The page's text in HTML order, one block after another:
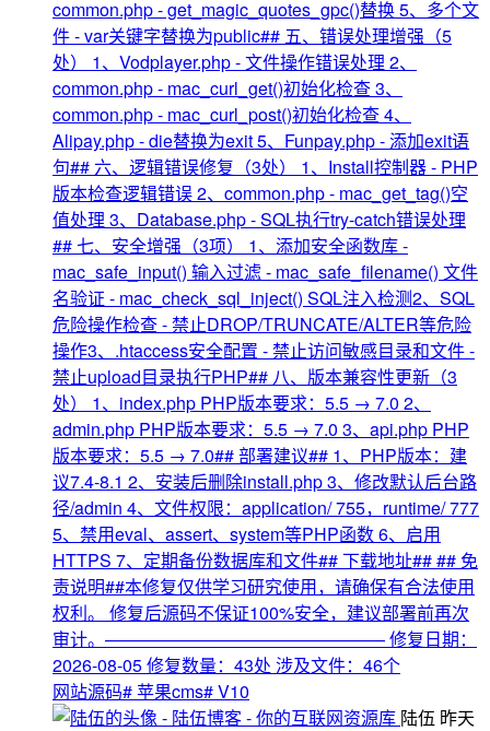
common.php - get_magic_quotes_gpc()替换 5、多个文
件 - var关键字替换为public## 五、错误处理增强（5
处） 1、Vodplayer.php - 文件操作错误处理 2、
common.php - mac_curl_get()初始化检查 3、
common.php - mac_curl_post()初始化检查 4、
Alipay.php - die替换为exit 5、Funpay.php - 添加exit语
句## 六、逻辑错误修复（3处） 1、Install控制器 - PHP
版本检查逻辑错误 2、common.php - mac_get_tag()空
值处理 3、Database.php - SQL执行try-catch错误处理
## 七、安全增强（3项） 1、添加安全函数库 -
mac_safe_input() 输入过滤 - mac_safe_filename() 文件
名验证 - mac_check_sql_inject() SQL注入检测2、SQL
危险操作检查 - 禁止DROP/TRUNCATE/ALTER等危险
操作3、.htaccess安全配置 - 禁止访问敏感目录和文件 -
禁止upload目录执行PHP## 八、版本兼容性更新（3
处） 1、index.php PHP版本要求：5.5 → 7.0 2、
admin.php PHP版本要求：5.5 → 7.0 3、api.php PHP
版本要求：5.5 → 7.0## 部署建议## 1、PHP版本：建
议7.4-8.1 2、安装后删除install.php 3、修改默认后台路
径/admin 4、文件权限：application/ 755，runtime/ 777
5、禁用eval、assert、system等PHP函数 6、启用
HTTPS 7、定期备份数据库和文件## 下载地址## ## 免
责说明##本修复仅供学习研究使用，请确保有合法使用
权利。 修复后源码不保证100%安全，建议部署前再次
审计。———————————————— 修复日期：
2026-08-05 修复数量：43处 涉及文件：46个
网站源码# 苹果cms# V10
陆伍 昨天